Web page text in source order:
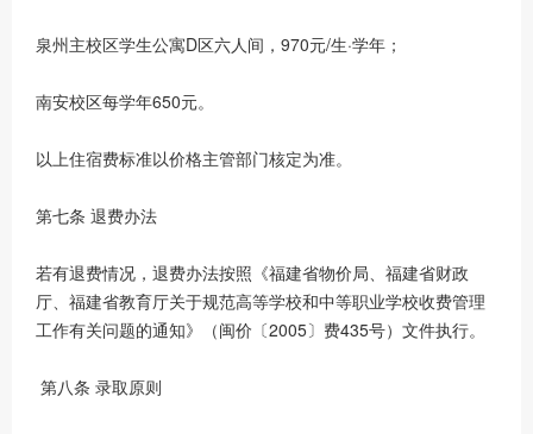
泉州主校区学生公寓D区六人间，970元/生·学年；
南安校区每学年650元。
以上住宿费标准以价格主管部门核定为准。
第七条 退费办法
若有退费情况，退费办法按照《福建省物价局、福建省财政
厅、福建省教育厅关于规范高等学校和中等职业学校收费管理
工作有关问题的通知》（闽价〔2005〕费435号）文件执行。
第八条 录取原则